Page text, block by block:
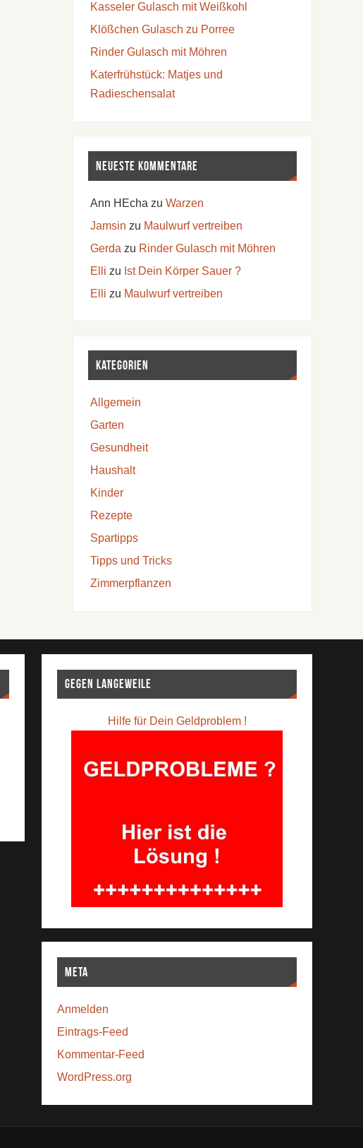
Kasseler Gulasch mit Weißkohl
Klößchen Gulasch zu Porree
Rinder Gulasch mit Möhren
Katerfrühstück: Matjes und
Radieschensalat
Neueste Kommentare
Ann HEcha zu Warzen
Jamsin zu Maulwurf vertreiben
Gerda zu Rinder Gulasch mit Möhren
Elli zu Ist Dein Körper Sauer ?
Elli zu Maulwurf vertreiben
Kategorien
Allgemein
Garten
Gesundheit
Haushalt
Kinder
Rezepte
Spartipps
Tipps und Tricks
Zimmerpflanzen
Gegen Langeweile
Hilfe für Dein Geldproblem !
Meta
Anmelden
Eintrags-Feed
Kommentar-Feed
WordPress.org